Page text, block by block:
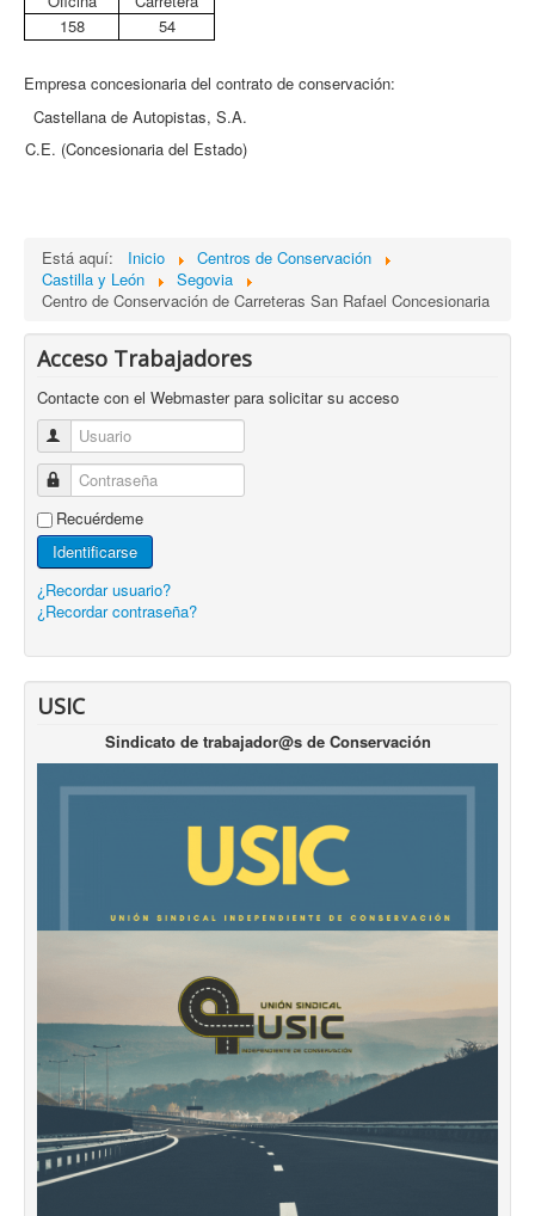
158
54
Empresa concesionaria del contrato de conservación:
Castellana de Autopistas, S.A.
C.E. (Concesionaria del Estado)
Está aquí: Inicio
Centros de Conservación
Castilla y León
Segovia
Centro de Conservación de Carreteras San Rafael Concesionaria
Acceso Trabajadores
Contacte con el Webmaster para solicitar su acceso
Usuario
Contraseña
Recuérdeme
Identificarse
¿Recordar usuario?
¿Recordar contraseña?
USIC
Sindicato de trabajador@s de Conservación